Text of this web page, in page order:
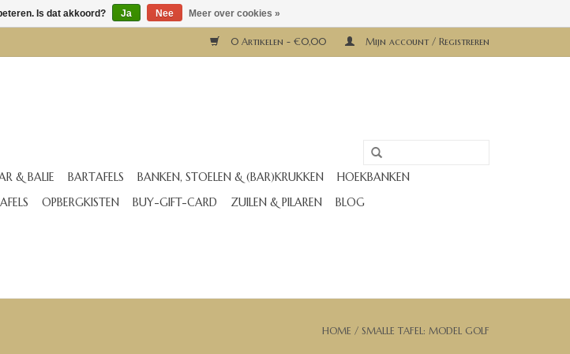
0 Artikelen - €0,00 Mijn account / Registreren
& BALIE BARTAFELS BANKEN, STOELEN & (BAR)KRUKKEN
HOEKBANKEN
OPBERGKISTEN BUY-GIFT-CARD ZUILEN & PILAREN BLOG
HOME / SMALLE TAFEL: MODEL GOLF
Is dat akkoord? Ja Nee Meer over cookies »